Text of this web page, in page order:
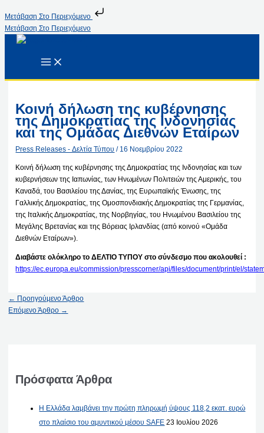
Μετάβαση Στο Περιεχόμενο
Μετάβαση Στο Περιεχόμενο
Κοινή δήλωση της κυβέρνησης
της Δημοκρατίας της Ινδονησίας
και της Ομάδας Διεθνών Εταίρων
Press Releases - Δελτία Τύπου / 16 Νοεμβρίου 2022
Κοινή δήλωση της κυβέρνησης της Δημοκρατίας της Ινδονησίας και των
κυβερνήσεων της Ιαπωνίας, των Ηνωμένων Πολιτειών της Αμερικής, του
Καναδά, του Βασιλείου της Δανίας, της Ευρωπαϊκής Ένωσης, της
Γαλλικής Δημοκρατίας, της Ομοσπονδιακής Δημοκρατίας της Γερμανίας,
της Ιταλικής Δημοκρατίας, της Νορβηγίας, του Ηνωμένου Βασιλείου της
Μεγάλης Βρετανίας και της Βόρειας Ιρλανδίας (από κοινού «Ομάδα
Διεθνών Εταίρων»).
Διαβάστε ολόκληρο το ΔΕΛΤΙΟ ΤΥΠΟΥ στο σύνδεσμο που ακολουθεί :
https://ec.europa.eu/commission/presscorner/api/files/document/print/el/
← Προηγούμενο Άρθρο
Επόμενο Άρθρο →
Πρόσφατα Άρθρα
Η Ελλάδα λαμβάνει την πρώτη πληρωμή ύψους 118,2 εκατ. ευρώ
στο πλαίσιο του αμυντικού μέσου SAFE 23 Ιουλίου 2026